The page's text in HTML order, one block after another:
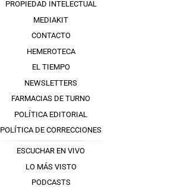
PROPIEDAD INTELECTUAL
MEDIAKIT
CONTACTO
HEMEROTECA
EL TIEMPO
NEWSLETTERS
FARMACIAS DE TURNO
POLÍTICA EDITORIAL
POLÍTICA DE CORRECCIONES
ESCUCHAR EN VIVO
LO MÁS VISTO
PODCASTS